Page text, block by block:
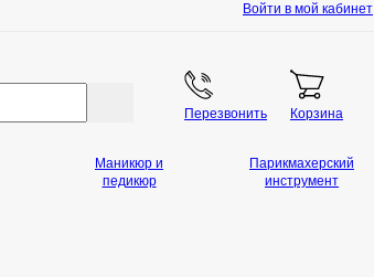
Войти в мой кабинет
Перезвонить Корзина
Маникюр и
педикюр
Парикмахерский
инструмент